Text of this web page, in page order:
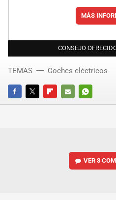
MÁS
CONSEJO
FACEBOOKTWITTERFLIPBOARD
E-
WHATSAPP
TEMAS Coches eléctricos
VER3